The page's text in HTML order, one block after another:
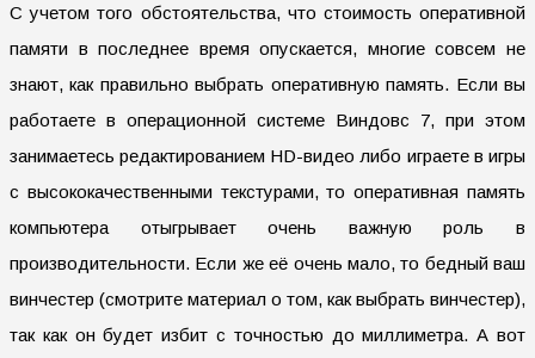
С учетом того обстоятельства, что стоимость оперативной
памяти в последнее время опускается, многие совсем не
знают, как правильно выбрать оперативную память. Если вы
работаете в операционной системе Виндовс 7, при этом
занимаетесь редактированием HD-видео либо играете в игры
с высококачественными текстурами, то оперативная память
компьютера отыгрывает очень важную роль в
производительности. Если же её очень мало, то бедный ваш
винчестер (смотрите материал о том, как выбрать винчестер),
так как он будет избит с точностью до миллиметра. А вот